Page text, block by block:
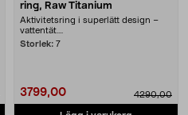
ring, Raw Titanium
Aktivitetsring i superlätt design –
vattentät....
Storlek: 7
3799,00 4290,00